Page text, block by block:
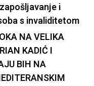
i
s invaliditetom
NA VELIKA
KADIĆ I
BIH NA